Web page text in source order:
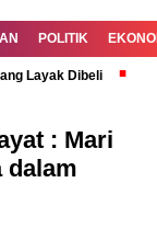
POLITIK
Layak Dibeli
: Mari
dalam